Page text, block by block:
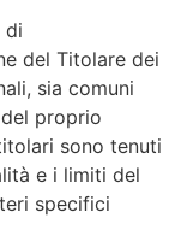
di
del Titolare dei
sia comuni
proprio
sono tenuti
e i limiti del
specifici